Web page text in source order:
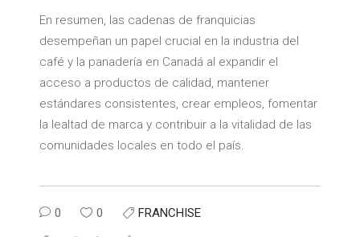
En resumen, las cadenas de franquicias
desempeñan un papel crucial en la industria del
café y la panadería en Canadá al expandir el
acceso a productos de calidad, mantener
estándares consistentes, crear empleos, fomentar
la lealtad de marca y contribuir a la vitalidad de las
comunidades locales en todo el país.
0 0 FRANCHISE